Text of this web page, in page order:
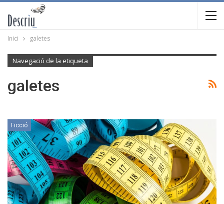
Inici galetes
Navegació de la etiqueta
galetes
Ficció